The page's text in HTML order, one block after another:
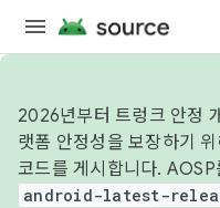
2026년부터 트렁크 안정
랫폼 안정성을 보장하기
코드를 게시합니다.
android-latest-